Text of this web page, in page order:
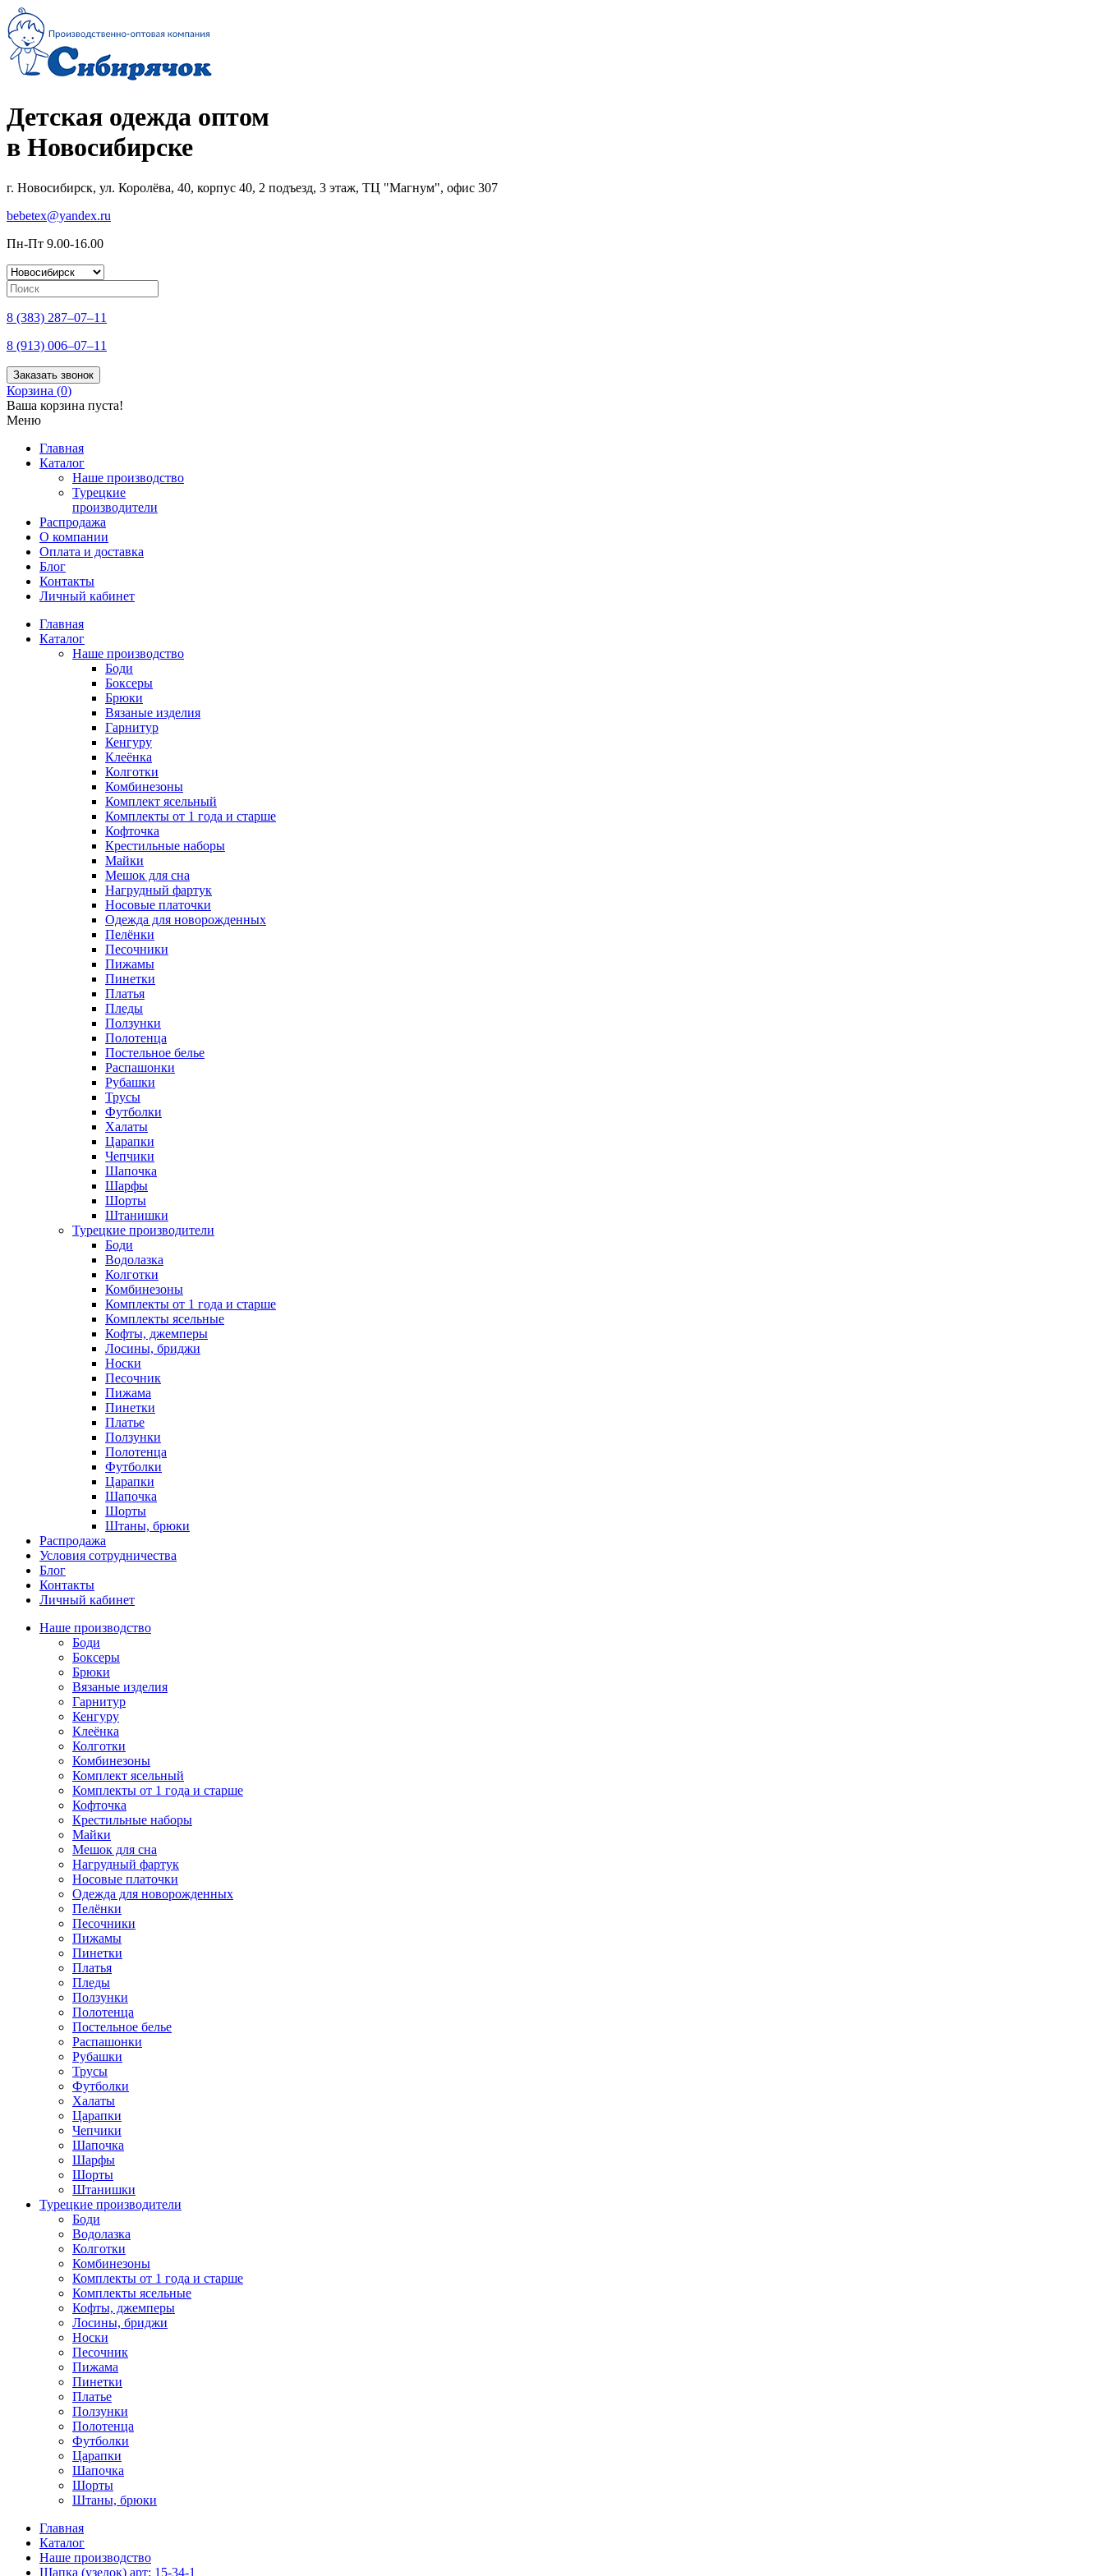
Детская одежда оптом
в Новосибирске
г. Новосибирск, ул. Королёва, 40, корпус 40, 2 подъезд, 3 этаж, ТЦ "Магнум", офис 307
bebetex@yandex.ru
Пн-Пт 9.00-16.00
8 (383) 287–07–11
8 (913) 006–07–11
Заказать звонок
Корзина (0)
Ваша корзина пуста!
Меню
Главная
Каталог
Наше производство
Турецкие
производители
Распродажа
О компании
Оплата и доставка
Блог
Контакты
Личный кабинет
Главная
Каталог
Наше производство
Боди
Боксеры
Брюки
Вязаные изделия
Гарнитур
Кенгуру
Клеёнка
Колготки
Комбинезоны
Комплект ясельный
Комплекты от 1 года и старше
Кофточка
Крестильные наборы
Майки
Мешок для сна
Нагрудный фартук
Носовые платочки
Одежда для новорожденных
Пелёнки
Песочники
Пижамы
Пинетки
Платья
Пледы
Ползунки
Полотенца
Постельное белье
Распашонки
Рубашки
Трусы
Футболки
Халаты
Царапки
Чепчики
Шапочка
Шарфы
Шорты
Штанишки
Турецкие производители
Боди
Водолазка
Колготки
Комбинезоны
Комплекты от 1 года и старше
Комплекты ясельные
Кофты, джемперы
Лосины, бриджи
Носки
Песочник
Пижама
Пинетки
Платье
Ползунки
Полотенца
Футболки
Царапки
Шапочка
Шорты
Штаны, брюки
Распродажа
Условия сотрудничества
Блог
Контакты
Личный кабинет
Наше производство
Боди
Боксеры
Брюки
Вязаные изделия
Гарнитур
Кенгуру
Клеёнка
Колготки
Комбинезоны
Комплект ясельный
Комплекты от 1 года и старше
Кофточка
Крестильные наборы
Майки
Мешок для сна
Нагрудный фартук
Носовые платочки
Одежда для новорожденных
Пелёнки
Песочники
Пижамы
Пинетки
Платья
Пледы
Ползунки
Полотенца
Постельное белье
Распашонки
Рубашки
Трусы
Футболки
Халаты
Царапки
Чепчики
Шапочка
Шарфы
Шорты
Штанишки
Турецкие производители
Боди
Водолазка
Колготки
Комбинезоны
Комплекты от 1 года и старше
Комплекты ясельные
Кофты, джемперы
Лосины, бриджи
Носки
Песочник
Пижама
Пинетки
Платье
Ползунки
Полотенца
Футболки
Царапки
Шапочка
Шорты
Штаны, брюки
Главная
Каталог
Наше производство
Шапка (узелок) арт: 15-34-1